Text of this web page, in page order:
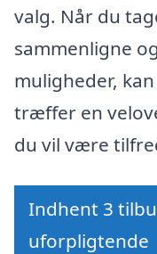
valg. Når du
sammenligne
muligheder,
træffer en
du vil være
Indhent 3
uforpligtende